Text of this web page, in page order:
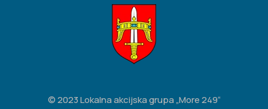
© 2023 Lokalna akcijska grupa „More 249“